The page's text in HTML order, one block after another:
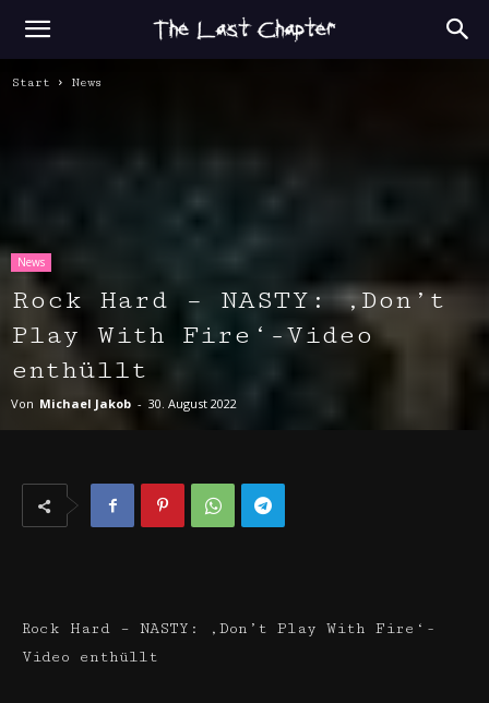
Start News
News
Rock Hard – NASTY: ‚Don’t
Play With Fire‘-Video
enthüllt
Von Michael Jakob - 30. August 2022
Rock Hard – NASTY: ‚Don’t Play With Fire‘-
Video enthüllt